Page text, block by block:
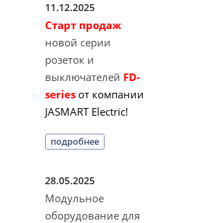
11.12.2025
Старт продаж
новой серии
розеток и
выключателей FD-
series от компании
JASMART Electric!
подробнее
28.05.2025
Модульное
оборудование для